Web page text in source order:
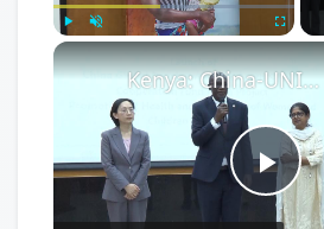
Play Unmute Fullscreen
Kenya: China-UNICEF initiative launched to promote maternal, infant health in Kenya.